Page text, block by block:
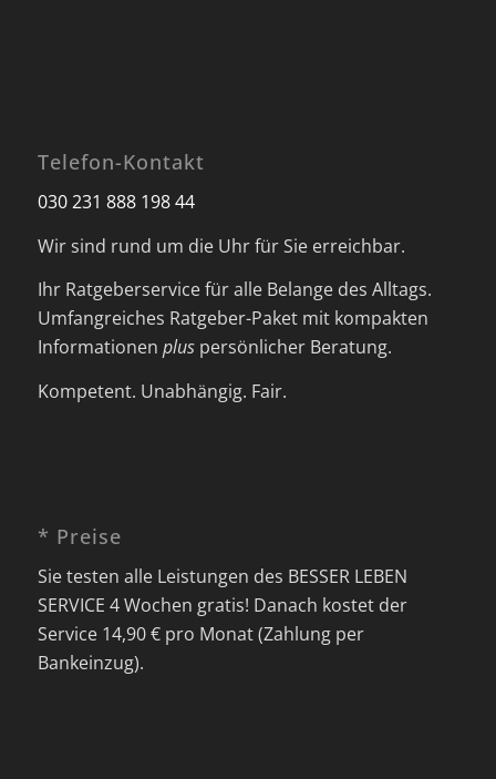
Telefon-Kontakt
030 231 888 198 44
Wir sind rund um die Uhr für Sie erreichbar.
Ihr Ratgeberservice für alle Belange des Alltags.
Umfangreiches Ratgeber-Paket mit kompakten
Informationen pluspersönlicher Beratung.
Kompetent. Unabhängig. Fair.
* Preise
Sie testen alle Leistungen des BESSER LEBEN
SERVICE 4 Wochen gratis! Danach kostet der
Service 14,90 € pro Monat (Zahlung per
Bankeinzug).